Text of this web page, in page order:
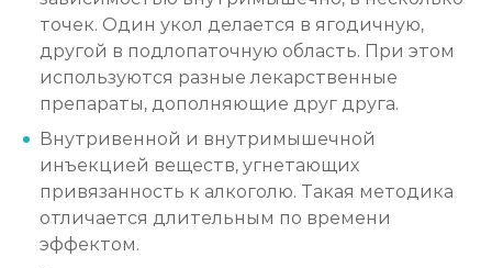
от 5 700 ₽ Записаться
Химический блок от алкоголизма
Записаться
от 3 600 ₽ Записаться
точек. Один укол делается в ягодичную,
другой в подлопаточную область. При этом
используются разные лекарственные
препараты, дополняющие друг друга.
Внутривенной и внутримышечной
инъекцией веществ, угнетающих
привязанность к алкоголю. Такая методика
отличается длительным по времени
эффектом.